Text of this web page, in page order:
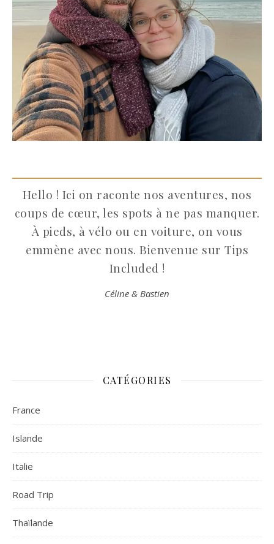
Hello ! Ici on raconte nos aventures, nos
coups de cœur, les spots à ne pas manquer.
À pieds, à vélo ou en voiture, on vous
emmène avec nous. Bienvenue sur Tips
Included !
Céline & Bastien
CATÉGORIES
France
Islande
Italie
Road Trip
Thaïlande